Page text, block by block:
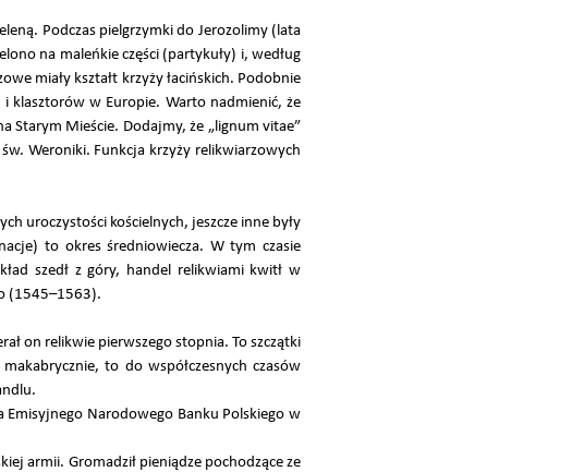
Podczas pielgrzymki do Jerozolimy (lata
na maleńkie części (partykuły) i, według
miały kształt krzyży łacińskich. Podobnie
klasztorów w Europie. Warto nadmienić, że
Starym Mieście. Dodajmy, że „lignum vitae”
Weroniki. Funkcja krzyży relikwiarzowych
uroczystości kościelnych, jeszcze inne były
to okres średniowiecza. W tym czasie
szedł z góry, handel relikwiami kwitł w
(1545–1563).
on relikwie pierwszego stopnia. To szczątki
to do współczesnych czasów
Emisyjnego Narodowego Banku Polskiego w
armii. Gromadził pieniądze pochodzące ze